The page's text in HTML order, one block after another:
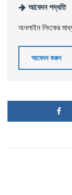
আবেদন পদ্ধতি
অনলাইন লিংকের
আবেদন করুন